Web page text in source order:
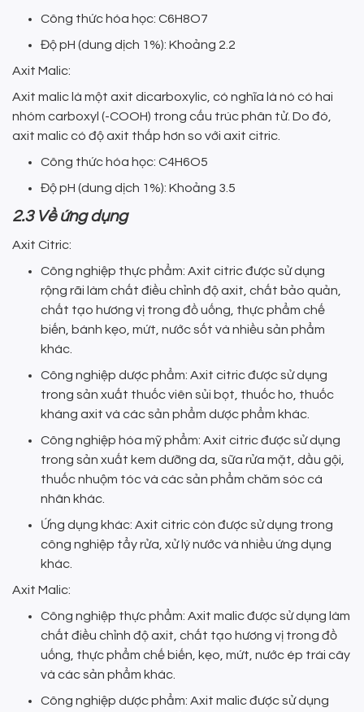
Công thức hóa học: C6H8O7
Độ pH (dung dịch 1%): Khoảng 2.2
Axit Malic:
Axit malic là một axit dicarboxylic, có nghĩa là nó có hai
nhóm carboxyl (-COOH) trong cấu trúc phân tử. Do đó,
axit malic có độ axit thấp hơn so với axit citric.
Công thức hóa học: C4H6O5
Độ pH (dung dịch 1%): Khoảng 3.5
2.3 Về ứng dụng
Axit Citric:
Công nghiệp thực phẩm: Axit citric được sử dụng
rộng rãi làm chất điều chỉnh độ axit, chất bảo quản,
chất tạo hương vị trong đồ uống, thực phẩm chế
biến, bánh kẹo, mứt, nước sốt và nhiều sản phẩm
khác.
Công nghiệp dược phẩm: Axit citric được sử dụng
trong sản xuất thuốc viên sủi bọt, thuốc ho, thuốc
kháng axit và các sản phẩm dược phẩm khác.
Công nghiệp hóa mỹ phẩm: Axit citric được sử dụng
trong sản xuất kem dưỡng da, sữa rửa mặt, dầu gội,
thuốc nhuộm tóc và các sản phẩm chăm sóc cá
nhân khác.
Ứng dụng khác: Axit citric còn được sử dụng trong
công nghiệp tẩy rửa, xử lý nước và nhiều ứng dụng
khác.
Axit Malic:
Công nghiệp thực phẩm: Axit malic được sử dụng làm
chất điều chỉnh độ axit, chất tạo hương vị trong đồ
uống, thực phẩm chế biến, kẹo, mứt, nước ép trái cây
và các sản phẩm khác.
Công nghiệp dược phẩm: Axit malic được sử dụng